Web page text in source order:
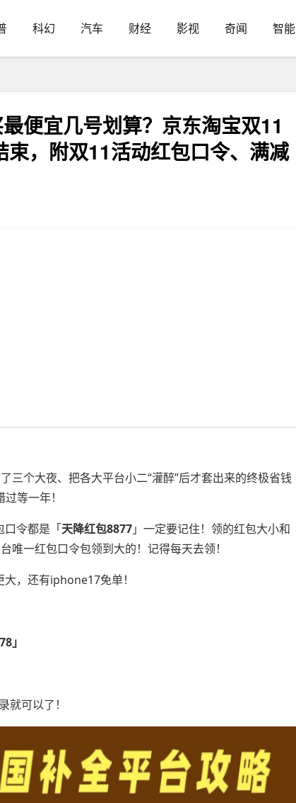
科幻 汽车 财经 影视 奇闻 智能
便宜几号划算？京东淘宝双11
，附双11活动红包口令、满减
三个大夜、把各大平台小二“灌醉”后才套出来的终极省钱
等一年！
口令都是「天降红包8877」一定要记住！领的红包大小和
唯一红包口令包领到大的！记得每天去领！
，还有iphone17免单！
」
可以了！